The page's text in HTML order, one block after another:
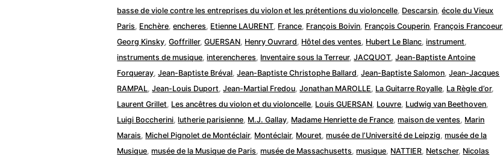
basse de viole contre les entreprises du violon et les prétentions du violoncelle Descarsin ,école du Vieux
Paris Enchère ,encheres Etienne LAURENT France François Boivin François Couperin François Francoeur,
Georg Kinsky ,Goffriller,GUERSAN Henry Ouvrard Hôtel des ventes Hubert Le Blanc ,instrument
instruments de musique ,interencheres Inventaire sous la Terreur,JACQUOT ,Jean-Baptiste Antoine
Forqueray ,Jean-Baptiste Bréval ,Jean-Baptiste Christophe Ballard ,Jean-Baptiste Salomon ,Jean-Jacques
RAMPAL ,Jean-Louis Duport ,Jean-Martial Fredou ,Jonathan MAROLLE La Guitarre Royalle La Règle d’or,
Laurent Grillet Les ancêtres du violon et du violoncelle Louis GUERSAN Louvre Ludwig van Beethoven
Luigi Boccherini ,lutherie parisienne M.J. Gallay Madame Henriette de France ,maison de ventes Marin
Marais Michel Pignolet de Montéclair, Montéclair, Mouret ,musée de l’Université de Leipzig ,musée de la
Musique ,musée de la Musique de Paris ,musée de Massachusetts ,musique NATTIER Netscher, Nicolas